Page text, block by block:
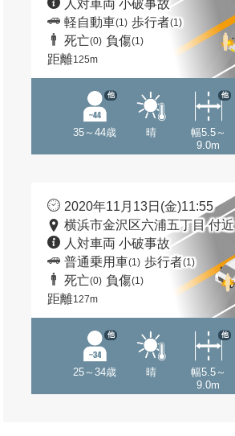
人対車両 小破事故
軽自動車(1) 歩行者(1)
死亡(0) 負傷(1)
距離125m
35～44歳
他
晴
幅5.5～
9.0m
他
2020年11月13日(金)11:55
横浜市金沢区六浦五丁目 付近
人対車両 小破事故
普通乗用車(1) 歩行者(1)
死亡(0) 負傷(1)
距離127m
25～34歳
他
晴
幅5.5～
9.0m
他